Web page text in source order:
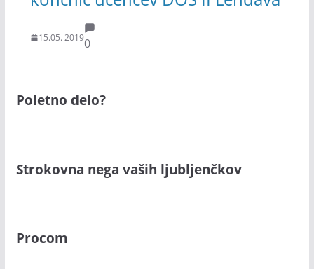
15.05. 20190
Poletno delo?
Strokovna nega vaših ljubljenčkov
Procom